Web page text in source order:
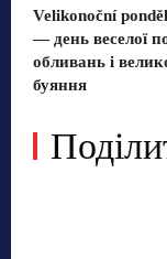
Velikonoční
— день веселої
обливань і
буяння